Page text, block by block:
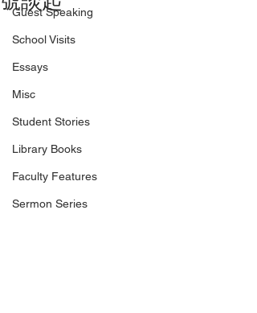
Guest Speaking
School Visits
Essays
Misc
Student Stories
Library Books
Faculty Features
Sermon Series